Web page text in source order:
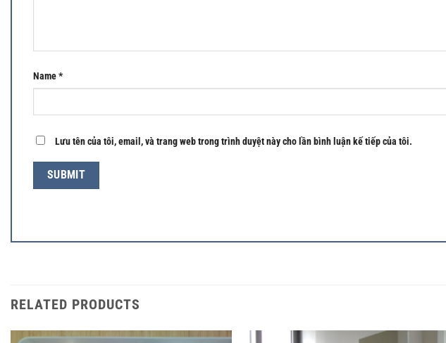
Name*
Lưu tên của tôi, email, và trang web trong trình duyệt này cho lần bình luận kế tiếp của tôi.
RELATED PRODUCTS